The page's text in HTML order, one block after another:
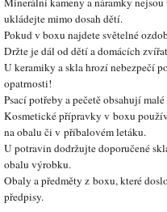
ukládejte mimo dosah dětí.
Pokud v boxu najdete světelné
Držte je dál od dětí a domácích
U keramiky a skla hrozí nebezpečí
opatrnosti!
Psací potřeby a pečetě obsahují
Kosmetické přípravky v boxu
na obalu či v příbalovém letáku.
U potravin dodržujte doporučené
obalu výrobku.
Obaly a předměty z boxu, které
předpisy.